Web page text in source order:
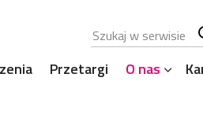
Przetargi O nas